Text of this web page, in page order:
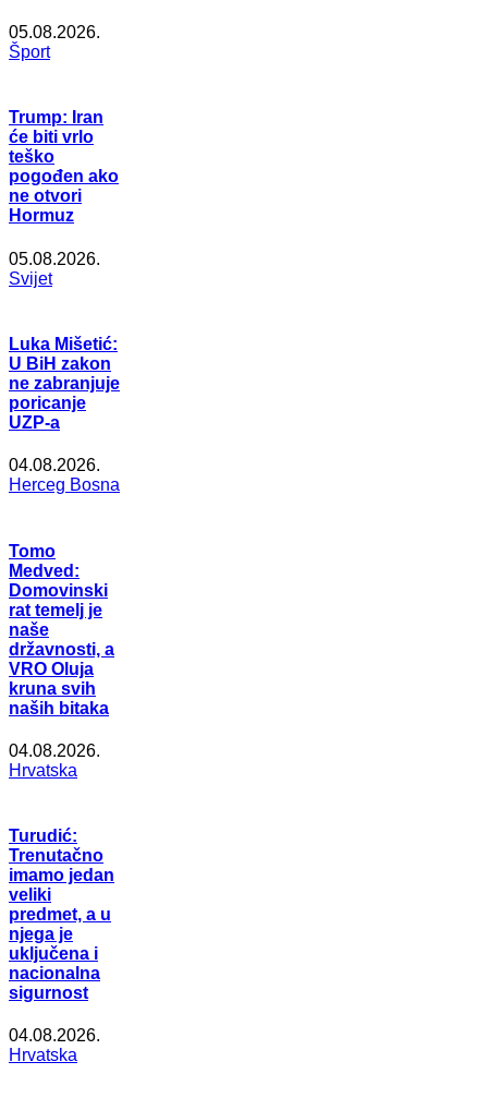
05.08.2026.
Šport
Trump: Iran
će biti vrlo
teško
pogođen ako
ne otvori
Hormuz
05.08.2026.
Svijet
Luka Mišetić:
U BiH zakon
ne zabranjuje
poricanje
UZP-a
04.08.2026.
Herceg Bosna
Tomo
Medved:
Domovinski
rat temelj je
naše
državnosti, a
VRO Oluja
kruna svih
naših bitaka
04.08.2026.
Hrvatska
Turudić:
Trenutačno
imamo jedan
veliki
predmet, a u
njega je
uključena i
nacionalna
sigurnost
04.08.2026.
Hrvatska